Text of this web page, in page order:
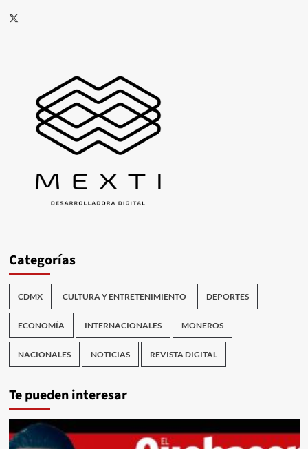
X
Categorías
CDMX CULTURA Y ENTRETENIMIENTO DEPORTES
ECONOMÍA INTERNACIONALES MONEROS
NACIONALES NOTICIAS REVISTA DIGITAL
Te pueden interesar